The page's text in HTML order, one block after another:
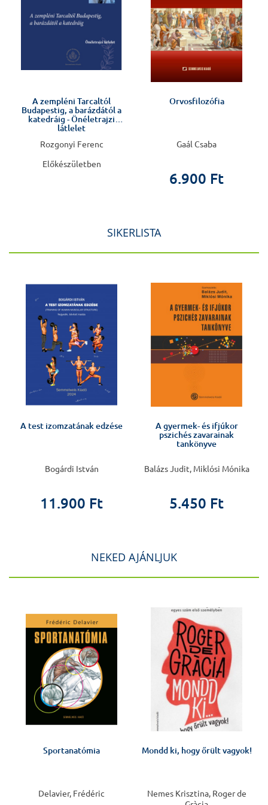
A zempléni Tarcaltól
Budapestig, a barázdától a
katedráig - Önéletrajzi
látlelet
Rozgonyi Ferenc
Előkészületben
Orvosfilozófia
Gaál Csaba
6.900 Ft
SIKERLISTA
A test izomzatának edzése
Bogárdi István
11.900 Ft
A gyermek- és ifjúkor
pszichés zavarainak
tankönyve
Balázs Judit, Miklósi Mónika
5.450 Ft
NEKED AJÁNLJUK
Sportanatómia
Delavier, Frédéric
Mondd ki, hogy őrült vagyok!
Nemes Krisztina, Roger de